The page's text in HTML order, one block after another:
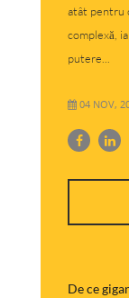
atât pentru
complexă,
putere...
04 NOV,
De ce